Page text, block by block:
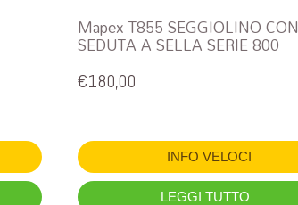
Mapex T855 SEGGIOLINO CON
SEDUTA A SELLA SERIE 800
€180,00
INFO VELOCI
LEGGI TUTTO